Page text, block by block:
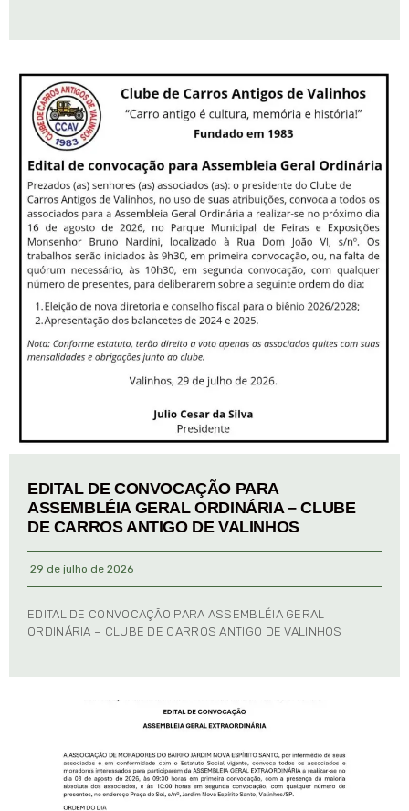
EDITAL DE CONVOCAÇÃO PARA
ASSEMBLÉIA GERAL ORDINÁRIA – CLUBE
DE CARROS ANTIGO DE VALINHOS
29 de julho de 2026
EDITAL DE CONVOCAÇÃO PARA ASSEMBLÉIA GERAL
ORDINÁRIA – CLUBE DE CARROS ANTIGO DE VALINHOS